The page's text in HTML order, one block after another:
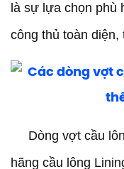
là sự lựa chọn phù
công thủ toàn diện,
Dòng vợt cầu
hãng cầu lông